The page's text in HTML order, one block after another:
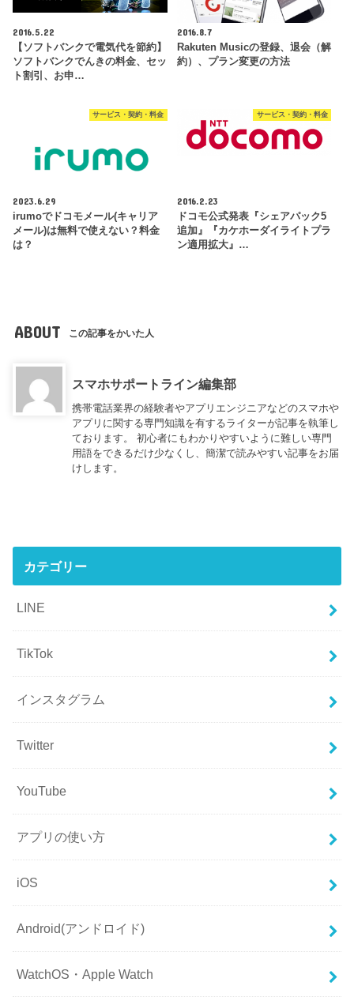
2016.5.22
【ソフトバンクで電気代を節約】
ソフトバンクでんきの料金、セッ
ト割引、お申…
2016.8.7
Rakuten Musicの登録、退会（解
約）、プラン変更の方法
サービス・契約・料金
2023.6.29
irumoでドコモメール(キャリア
メール)は無料で使えない？料金
は？
サービス・契約・料金
2016.2.23
ドコモ公式発表『シェアパック5
追加』『カケホーダイライトプラ
ン適用拡大』…
ABOUT この記事をかいた人
スマホサポートライン編集部
携帯電話業界の経験者やアプリエンジニアなどのスマホや
アプリに関する専門知識を有するライターが記事を執筆し
ております。 初心者にもわかりやすいように難しい専門
用語をできるだけ少なくし、簡潔で読みやすい記事をお届
けします。
カテゴリー
LINE
TikTok
インスタグラム
Twitter
YouTube
アプリの使い方
iOS
Android(アンドロイド)
WatchOS・Apple Watch